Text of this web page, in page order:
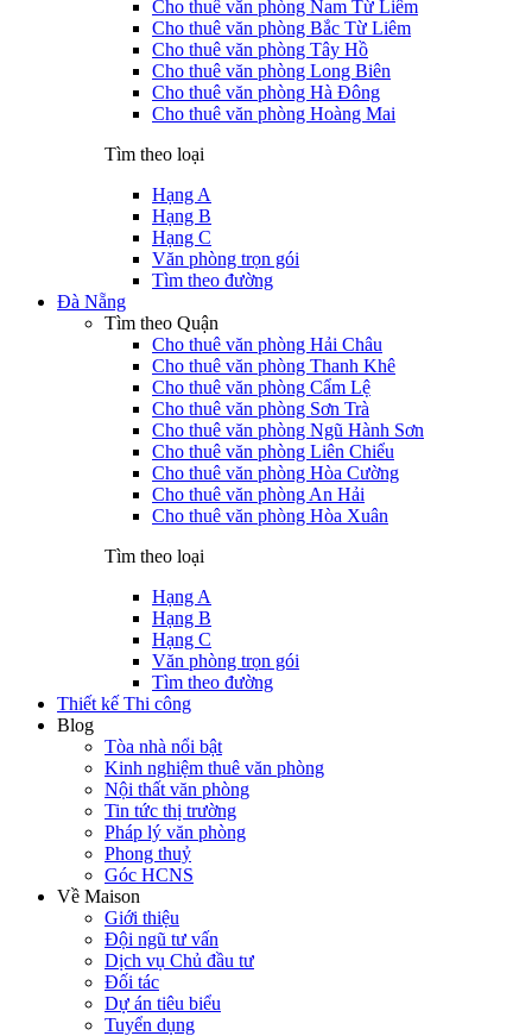
Cho thuê văn phòng Nam Từ Liêm
Cho thuê văn phòng Bắc Từ Liêm
Cho thuê văn phòng Tây Hồ
Cho thuê văn phòng Long Biên
Cho thuê văn phòng Hà Đông
Cho thuê văn phòng Hoàng Mai
Tìm theo loại
Hạng A
Hạng B
Hạng C
Văn phòng trọn gói
Tìm theo đường
Đà Nẵng
Tìm theo Quận
Cho thuê văn phòng Hải Châu
Cho thuê văn phòng Thanh Khê
Cho thuê văn phòng Cẩm Lệ
Cho thuê văn phòng Sơn Trà
Cho thuê văn phòng Ngũ Hành Sơn
Cho thuê văn phòng Liên Chiểu
Cho thuê văn phòng Hòa Cường
Cho thuê văn phòng An Hải
Cho thuê văn phòng Hòa Xuân
Tìm theo loại
Hạng A
Hạng B
Hạng C
Văn phòng trọn gói
Tìm theo đường
Thiết kế Thi công
Blog
Tòa nhà nổi bật
Kinh nghiệm thuê văn phòng
Nội thất văn phòng
Tin tức thị trường
Pháp lý văn phòng
Phong thuỷ
Góc HCNS
Về Maison
Giới thiệu
Đội ngũ tư vấn
Dịch vụ Chủ đầu tư
Đối tác
Dự án tiêu biểu
Tuyển dụng